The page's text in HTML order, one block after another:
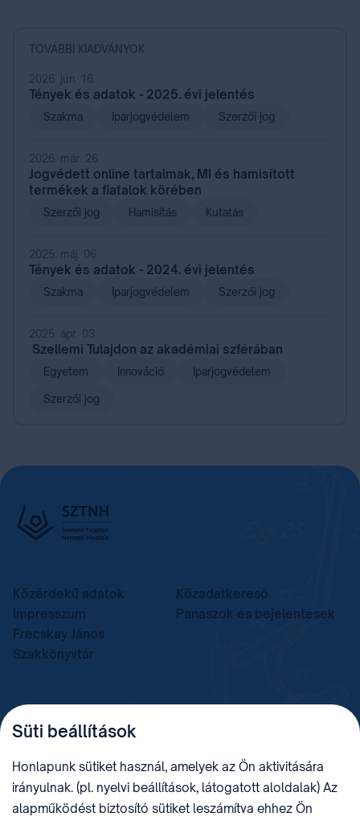
TOVÁBBI KIADVÁNYOK
2026. jún. 16.
Tények és adatok - 2025. évi jelentés
Szakma Iparjogvédelem Szerzői jog
2026. már. 26.
Jogvédett online tartalmak, MI és hamisított
termékek a fiatalok körében
Szerzői jog Hamisítás Kutatás
2025. máj. 06.
Tények és adatok - 2024. évi jelentés
Szakma Iparjogvédelem Szerzői jog
2025. ápr. 03.
Szellemi Tulajdon az akadémiai szférában
Egyetem Innováció Iparjogvédelem
Szerzői jog
Közérdekű adatok
Közadatkereső
Impresszum
Panaszok és bejelentések
Frecskay János
Szakkönyvtár
TELEFON
+36 (1) 312 4400
sztnh@hipo.gov.hu 15311746-2-42
CÍM HIVATAL RÖVID NEVE
Süti beállítások
Honlapunk sütiket használ, amelyek az Ön aktivitására
irányulnak. (pl. nyelvi beállítások, látogatott aloldalak) Az
alapműködést biztosító sütiket leszámítva ehhez Ön